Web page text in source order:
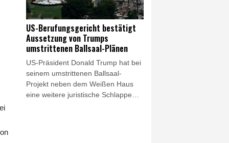
sieben.
US-Berufungsgericht bestätigt
Aussetzung von Trumps
umstrittenen Ballsaal-Plänen
US-Präsident Donald Trump hat bei
seinem umstrittenen Ballsaal-
Projekt neben dem Weißen Haus
eine weitere juristische Schlappe